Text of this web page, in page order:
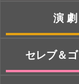
演劇
セレブ＆